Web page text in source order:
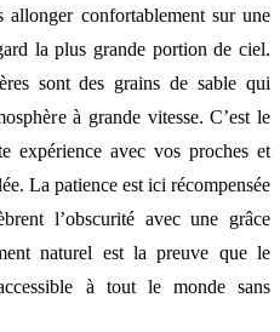
allonger confortablement sur une
la plus grande portion de ciel.
sont des grains de sable qui
à grande vitesse. C’est le
expérience avec vos proches et
La patience est ici récompensée
l’obscurité avec une grâce
naturel est la preuve que le
à tout le monde sans